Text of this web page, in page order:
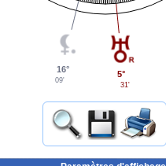
16°
09'
5°
31'